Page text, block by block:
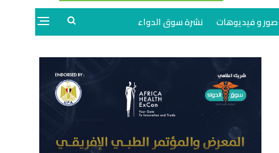
صور و فيديوهات نشرة سوق الدواء